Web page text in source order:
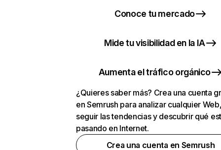
Conoce tu mercado
Mide tu visibilidad en la IA
Aumenta el tráfico orgánico
¿Quieres saber más? Crea una cuenta
en Semrush para analizar cualquier
seguir las tendencias y descubrir qué
pasando en Internet.
Crea una cuenta en Semrush